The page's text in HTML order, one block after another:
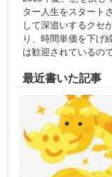
ター人生をスタート
して深追いするクセ
り、時間単価を下げ
は歓迎されているの
最近書いた記事